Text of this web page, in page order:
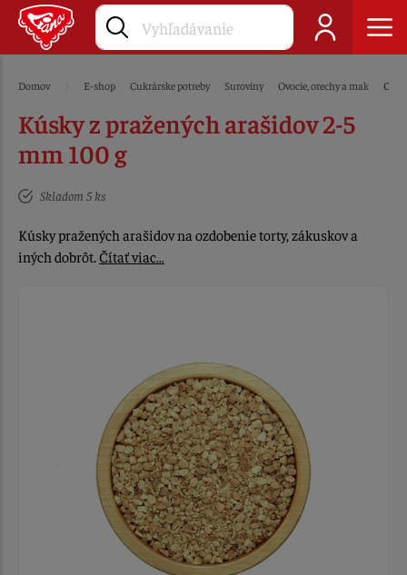
Domov E-shop Cukrárske potreby Suroviny Ovocie, orechy a mak
Kúsky z pražených arašidov 2-5
mm 100 g
Skladom 5 ks
Kúsky pražených arašidov na ozdobenie torty, zákuskov a
iných dobrôt.Čítať viac…